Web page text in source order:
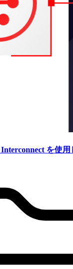
を使